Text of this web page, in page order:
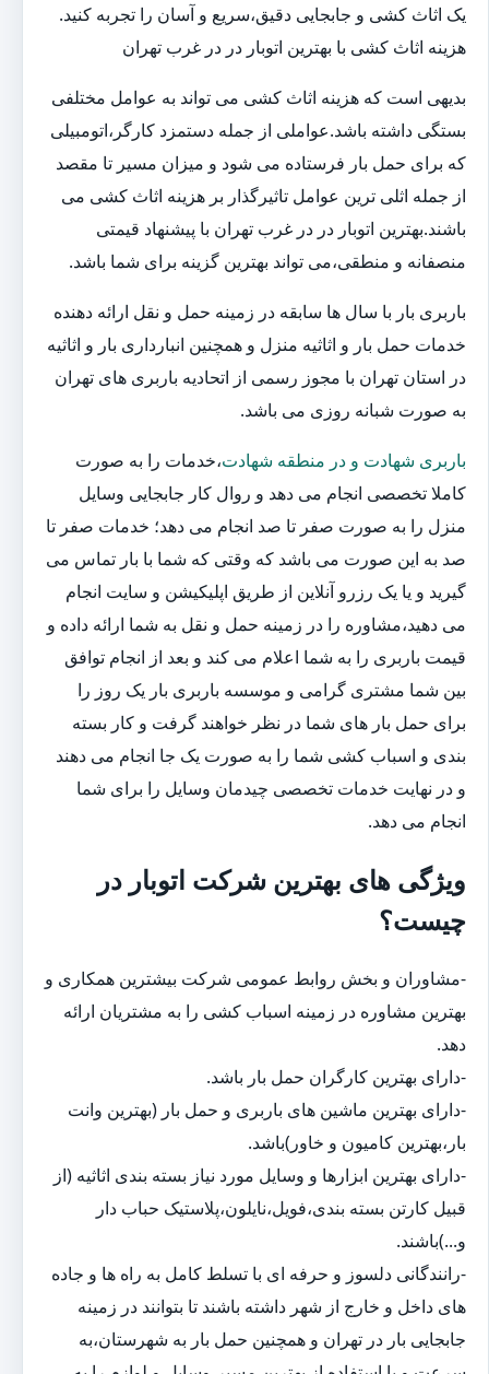
یک اثاث کشی و جابجایی دقیق،سریع و آسان را تجربه کنید.
هزینه اثاث کشی با بهترین اتوبار در در غرب تهران
بدیهی است که هزینه اثاث کشی می تواند به عوامل مختلفی
بستگی داشته باشد.عواملی از جمله دستمزد کارگر،اتومبیلی
که برای حمل بار فرستاده می شود و میزان مسیر تا مقصد
از جمله اثلی ترین عوامل تاثیرگذار بر هزینه اثاث کشی می
باشند.بهترین اتوبار در در غرب تهران با پیشنهاد قیمتی
منصفانه و منطقی،می تواند بهترین گزینه برای شما باشد.
باربری بار با سال ها سابقه در زمینه حمل و نقل ارائه دهنده
خدمات حمل بار و اثاثیه منزل و همچنین انبارداری بار و اثاثیه
در استان تهران با مجوز رسمی از اتحادیه باربری های تهران
به صورت شبانه روزی می باشد.
باربری شهادت و در منطقه شهادت،خدمات را به صورت
کاملا تخصصی انجام می دهد و روال کار جابجایی وسایل
منزل را به صورت صفر تا صد انجام می دهد؛ خدمات صفر تا
صد به این صورت می باشد که وقتی که شما با بار تماس می
گیرید و یا یک رزرو آنلاین از طریق اپلیکیشن و سایت انجام
می دهید،مشاوره را در زمینه حمل و نقل به شما ارائه داده و
قیمت باربری را به شما اعلام می کند و بعد از انجام توافق
بین شما مشتری گرامی و موسسه باربری بار یک روز را
برای حمل بار های شما در نظر خواهند گرفت و کار بسته
بندی و اسباب کشی شما را به صورت یک جا انجام می دهند
و در نهایت خدمات تخصصی چیدمان وسایل را برای شما
انجام می دهد.
ویژگی های بهترین شرکت اتوبار در
چیست؟
-مشاوران و بخش روابط عمومی شرکت بیشترین همکاری و
بهترین مشاوره در زمینه اسباب کشی را به مشتریان ارائه
دهد.
-دارای بهترین کارگران حمل بار باشد.
-دارای بهترین ماشین های باربری و حمل بار (بهترین وانت
بار،بهترین کامیون و خاور)باشد.
-دارای بهترین ابزارها و وسایل مورد نیاز بسته بندی اثاثیه (از
قبیل کارتن بسته بندی،فویل،نایلون،پلاستیک حباب دار
و...)باشند.
-رانندگانی دلسوز و حرفه ای با تسلط کامل به راه ها و جاده
های داخل و خارج از شهر داشته باشند تا بتوانند در زمینه
جابجایی بار در تهران و همچنین حمل بار به شهرستان،به